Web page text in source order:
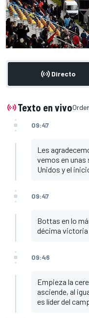
Directo
Texto en vivo
09:47
Les
vemos en unas
Unidos y el
09:47
Bottas en lo
décima victoria
09:46
Empieza la
asciende, al
es líder del